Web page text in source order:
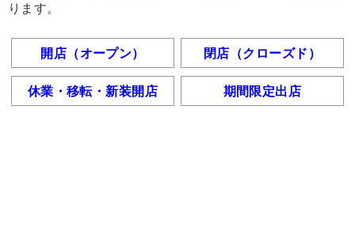
ります。
開店（オープン） 閉店（クローズド）
休業・移転・新装開店 期間限定出店